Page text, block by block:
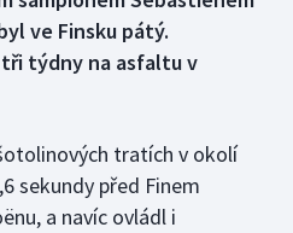
ve Finsku pátý.
týdny na asfaltu v
tratích v okolí
sekundy před Finem
a navíc ovládl i